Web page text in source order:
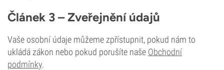
Článek 3 – Zveřejnění údajů
Vaše osobní údaje můžeme zpřístupnit, pokud nám to
ukládá zákon nebo pokud porušíte naše Obchodní
podmínky.